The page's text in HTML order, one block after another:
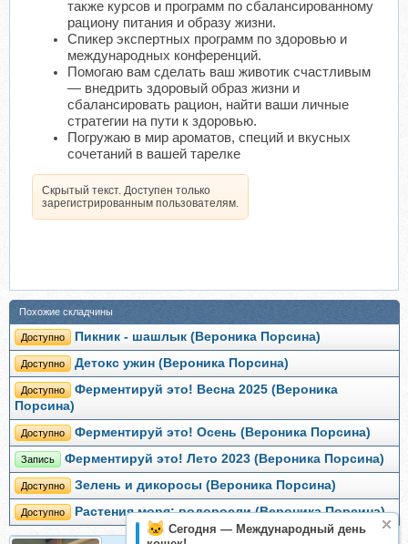
Сегодня — Международный день
также курсов и программ по сбалансированному
рациону питания и образу жизни.
Спикер экспертных программ по здоровью и
международных конференций.
Помогаю вам сделать ваш животик счастливым
— внедрить здоровый образ жизни и
сбалансировать рацион, найти ваши личные
стратегии на пути к здоровью.
Погружаю в мир ароматов, специй и вкусных
сочетаний в вашей тарелке
Скрытый текст. Доступен только
зарегистрированным пользователям.
Похожие складчины
Доступно Пикник - шашлык (Вероника Порсина)
Доступно Детокс ужин (Вероника Порсина)
Доступно
Ферментируй это! Весна 2025 (Вероника
Порсина)
Доступно Ферментируй это! Осень (Вероника Порсина)
Запись Ферментируй это! Лето 2023 (Вероника Порсина)
Доступно Зелень и дикоросы (Вероника Порсина)
Доступно Растения моря: водоросли (Вероника Порсина)